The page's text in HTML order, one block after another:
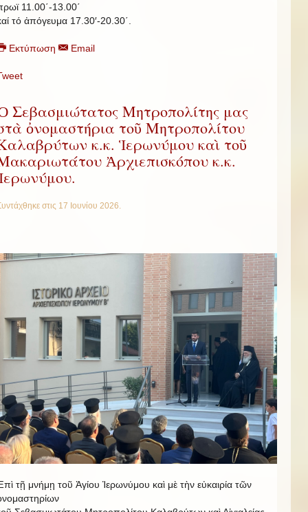
11.00΄-13.00΄
τό ἀπόγευμα 17.30′-20.30΄.
Εκτύπωση Email
Σεβασμιώτατος Μητροπολίτης μας
ὀνομαστήρια τοῦ Μητροπολίτου
κ.κ. Ἱερωνύμου καὶ τοῦ
Ἀρχιεπισκόπου κ.κ.
στις 17 Ιουνίου 2026.
τῇ μνήμῃ τοῦ Ἁγίου Ἱερωνύμου καὶ μὲ τὴν εὐκαιρία τῶν